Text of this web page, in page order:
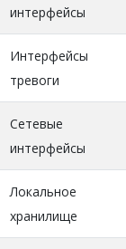
интерфейсы
Интерфейсы
тревоги
Сетевые
интерфейсы
Локальное
хранилище